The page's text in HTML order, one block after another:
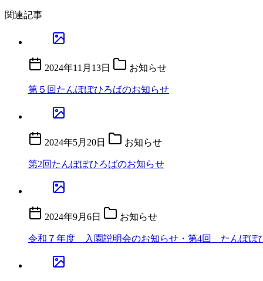
関連記事
2024年11月13日 お知らせ
第５回たんぽぽひろばのお知らせ
2024年5月20日 お知らせ
第2回たんぽぽひろばのお知らせ
2024年9月6日 お知らせ
令和７年度 入園説明会のお知らせ・第4回 たんぽぽ